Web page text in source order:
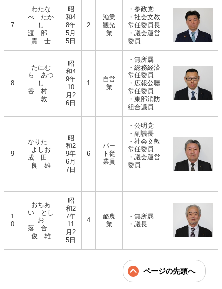
7
わたな
べ たか
し
渡 部
貴 士
昭
和4
8年
5月
5日
2
漁業
観光
業
・参政党
・社会文教
常任委員長
・議会運営
委員
8
たにむ
ら あつ
し
谷 村
敦
昭
和4
9年
10
月2
6日
1
自営
業
・無所属
・総務経済
常任委員
・広報公聴
常任委員
・東部消防
組合議員
9
なりた
よしお
成 田
良 雄
昭
和2
9年
6月
7日
6
パー
ト従
業員
・公明党
・副議長
・社会文教
常任委員
・議会運営
委員
1
0
おちあ
い とし
お
落 合
俊 雄
昭
和2
7年
11
月2
5日
4
酪農
業
・無所属
・議長
ページの先頭へ